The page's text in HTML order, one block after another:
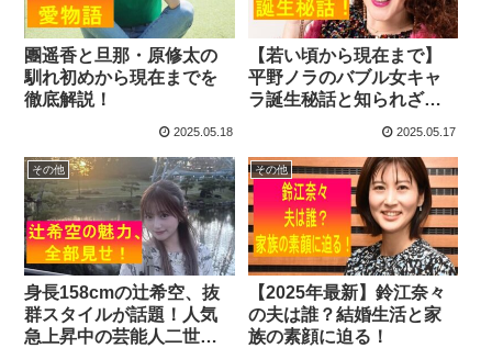
團遥香と旦那・原修太の
馴れ初めから現在までを
徹底解説！
2025.05.18
【若い頃から現在まで】
平野ノラのバブル女キャ
ラ誕生秘話と知られざる
2025.05.17
その他
身長158cmの辻希空、抜
群スタイルが話題！人気
急上昇中の芸能人二世の
その他
【2025年最新】鈴江奈々
の夫は誰？結婚生活と家
族の素顔に迫る！